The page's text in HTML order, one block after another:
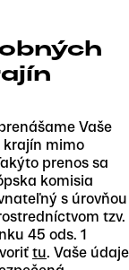
Vaše
krajín mimo
prenos sa
komisia
s úrovňou
tzv.
45 ods. 1
tu. Vaše údaje